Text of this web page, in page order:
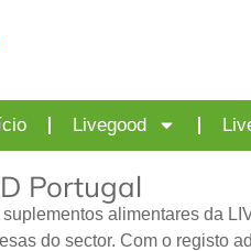
Livegood
Portugal
alimentares da
do sector. Com o registo